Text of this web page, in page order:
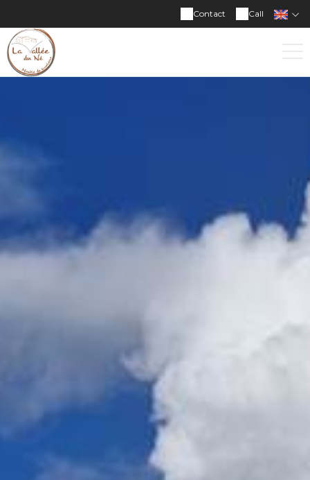
Call
Contact